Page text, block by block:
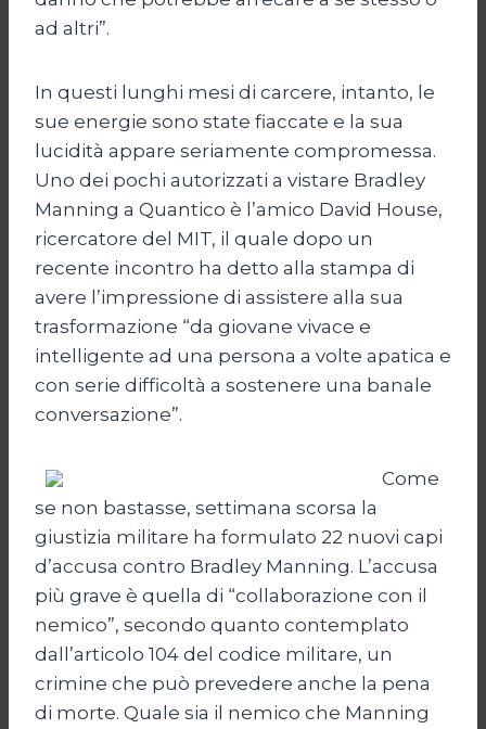
ad altri”.
In questi lunghi mesi di carcere, intanto, le
sue energie sono state fiaccate e la sua
lucidità appare seriamente compromessa.
Uno dei pochi autorizzati a vistare Bradley
Manning a Quantico è l’amico David House,
ricercatore del MIT, il quale dopo un
recente incontro ha detto alla stampa di
avere l’impressione di assistere alla sua
trasformazione “da giovane vivace e
intelligente ad una persona a volte apatica e
con serie difficoltà a sostenere una banale
conversazione”.
Come
se non bastasse, settimana scorsa la
giustizia militare ha formulato 22 nuovi capi
d’accusa contro Bradley Manning. L’accusa
più grave è quella di “collaborazione con il
nemico”, secondo quanto contemplato
dall’articolo 104 del codice militare, un
crimine che può prevedere anche la pena
di morte. Quale sia il nemico che Manning